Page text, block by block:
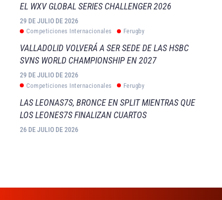
EL WXV GLOBAL SERIES CHALLENGER 2026
29 DE JULIO DE 2026
Competiciones Internacionales Ferugby
VALLADOLID VOLVERÁ A SER SEDE DE LAS HSBC
SVNS WORLD CHAMPIONSHIP EN 2027
29 DE JULIO DE 2026
Competiciones Internacionales Ferugby
LAS LEONAS7S, BRONCE EN SPLIT MIENTRAS QUE
LOS LEONES7S FINALIZAN CUARTOS
26 DE JULIO DE 2026